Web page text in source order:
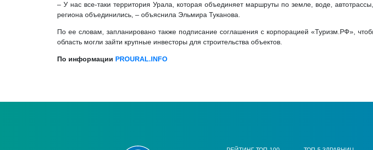
– У нас все-таки территория Урала, которая объединяет маршруты по земле, воде,
региона объединились, – объяснила Эльмира Туканова.
По ее словам, запланировано также подписание соглашения с корпорацией «Туризм.РФ»,
область могли зайти крупные инвесторы для строительства объектов.
По информации PROURAL.INFO